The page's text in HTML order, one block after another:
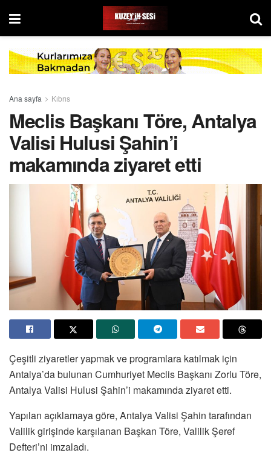
Ana sayfa Kıbrıs
Meclis Başkanı Töre, Antalya
Valisi Hulusi Şahin’i
makamında ziyaret etti
Çeşitli ziyaretler yapmak ve programlara katılmak için
Antalya’da bulunan Cumhuriyet Meclis Başkanı Zorlu Töre,
Antalya Valisi Hulusi Şahin’i makamında ziyaret etti.
Yapılan açıklamaya göre, Antalya Valisi Şahin tarafından
Valilik girişinde karşılanan Başkan Töre, Valilik Şeref
Defteri’ni imzaladı.